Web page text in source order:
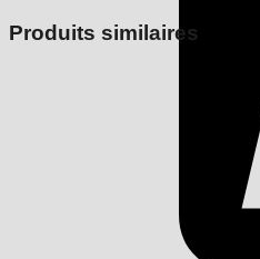
Produits similaires